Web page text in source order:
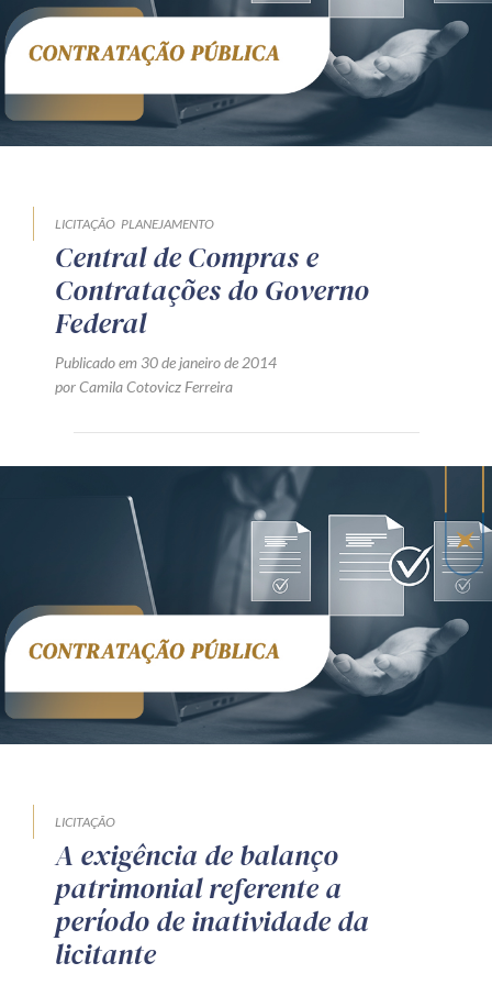
Av. Sete de Setembro, 4698
Batel Curitiba/PR CEP80240-000
Whatsapp (41) 98881-6616
LICITAÇÃO PLANEJAMENTO
Central de Compras e
Contratações do Governo
Federal
Publicado em 30 de janeiro de 2014
por Camila Cotovicz Ferreira
LICITAÇÃO
A exigência de balanço
patrimonial referente a
período de inatividade da
licitante